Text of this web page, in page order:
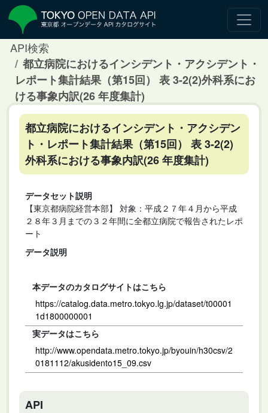
API検索
都立病院におけるインシデント・アクシデント・
レポート集計結果（第15回） 表 3-2(2)外科系にお
ける事象内訳(26 年度集計)
都立病院におけるインシデント・アクシデン
ト・レポート集計結果（第15回） 表 3-2(2)
外科系における事象内訳(26 年度集計)
データセット説明
【東京都病院経営本部】 対象：平成２７年４月から平成
２８年３月までの３２年間に全都立病院で報告されたレポ
ート
データ説明
本データのカタログサイトはこちら
https://catalog.data.metro.tokyo.lg.jp/dataset/t00001
1d1800000001
実データはこちら
http://www.opendata.metro.tokyo.jp/byouin/h30csv/2
0181112/akusidento15_09.csv
API